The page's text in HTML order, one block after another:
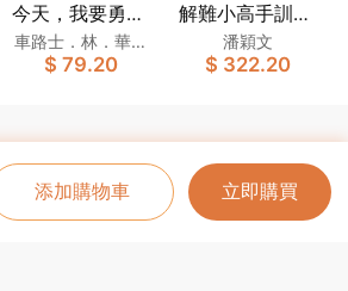
添加購物車 立即購買
今天，我要勇敢
嘗試[新雅．繪
本館]
車路士．林．華萊
士
$ 79.20
解難小高手訓練
教材套
潘穎文
$ 322.20